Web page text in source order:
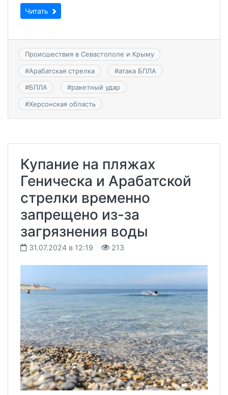
Читать
Происшествия в Севастополе и Крыму
#Арабатская стрелка #атака БПЛА
#БПЛА #ракетный удар
#Херсонская область
Купание на пляжах
Геническа и Арабатской
стрелки временно
запрещено из-за
загрязнения воды
31.07.2024 в 12:19 213